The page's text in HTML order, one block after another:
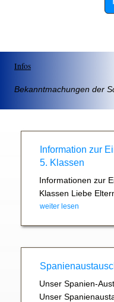
Infos
Bekanntmachungen der
Information zur
5. Klassen
Informationen zur
Klassen Liebe
weiter lesen
Unser Spanien-
Unser